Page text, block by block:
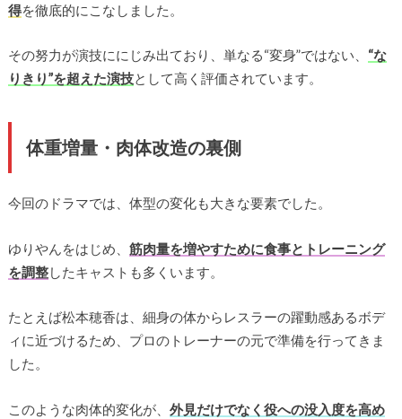
得を徹底的にこなしました。
その努力が演技ににじみ出ており、単なる“変身”ではない、 “な
りきり”を超えた演技として高く評価されています。
体重増量・肉体改造の裏側
今回のドラマでは、体型の変化も大きな要素でした。
ゆりやんをはじめ、 筋肉量を増やすために食事とトレーニング
を調整したキャストも多くいます。
たとえば松本穂香は、細身の体からレスラーの躍動感あるボデ
ィに近づけるため、プロのトレーナーの元で準備を行ってきま
した。
このような肉体的変化が、 外見だけでなく役への没入度を高め